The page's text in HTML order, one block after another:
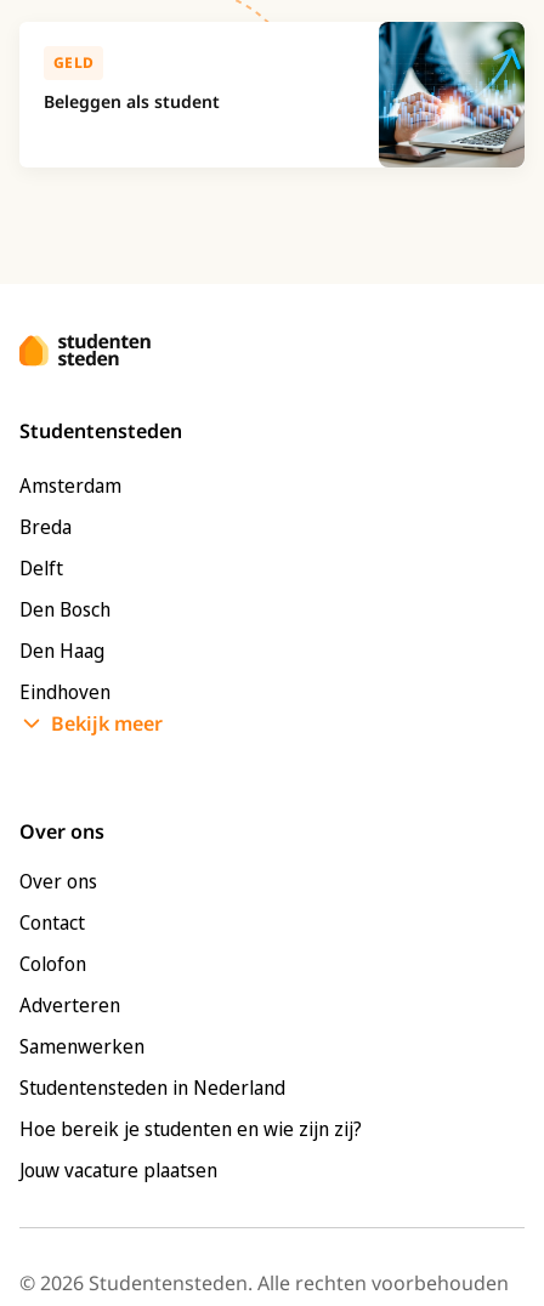
GELD
Beleggen als student
Studentensteden
Amsterdam
Breda
Delft
Den Bosch
Den Haag
Eindhoven
Enschede
Bekijk meer
Over ons
Over ons
Contact
Colofon
Adverteren
Samenwerken
Studentensteden in Nederland
Hoe bereik je studenten en wie zijn zij?
Jouw vacature plaatsen
© 2026 Studentensteden. Alle rechten voorbehouden